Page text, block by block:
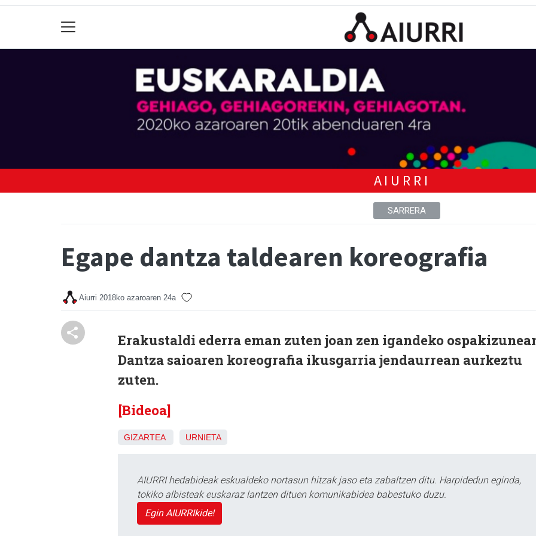
AIURRI
SARRERA
Egape dantza taldearen koreografia
Aiurri 2018ko azaroaren 24a
Erakustaldi ederra eman zuten joan zen igandeko
Dantza saioaren koreografia ikusgarria jendaurrean aurkeztu
zuten.
[Bideoa]
GIZARTEA URNIETA
AIURRI hedabideak eskualdeko nortasun hitzak jaso eta zabaltzen ditu. Harpidedun eginda,
tokiko albisteak euskaraz lantzen dituen komunikabidea babestuko duzu.
Egin AIURRIkide!